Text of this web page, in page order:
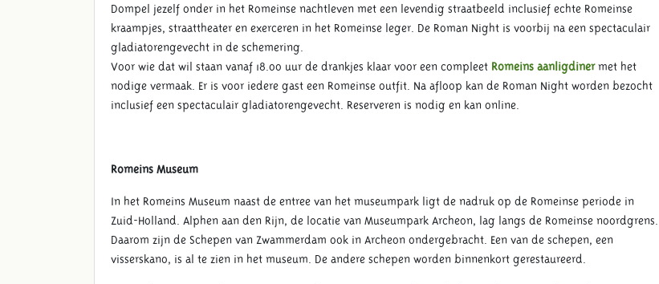
Dompel jezelf onder in het Romeinse nachtleven met een levendig straatbeeld inclusief echte Romeinse
kraampjes, straattheater en exerceren in het Romeinse leger. De Roman Night is voorbij na een spectaculair
gladiatorengevecht in de schemering.
Voor wie dat wil staan vanaf 18.00 uur de drankjes klaar voor een compleet Romeins aanligdinermet het
nodige vermaak. Er is voor iedere gast een Romeinse outfit. Na afloop kan de Roman Night worden bezocht
inclusief een spectaculair gladiatorengevecht. Reserveren is nodig en kan online.
Romeins Museum
In het Romeins Museum naast de entree van het museumpark ligt de nadruk op de Romeinse periode in
Zuid-Holland. Alphen aan den Rijn, de locatie van Museumpark Archeon, lag langs de Romeinse noordgrens.
Daarom zijn de Schepen van Zwammerdam ook in Archeon ondergebracht. Een van de schepen, een
visserskano, is al te zien in het museum. De andere schepen worden binnenkort gerestaureerd.